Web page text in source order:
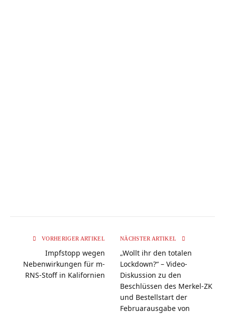
VORHERIGER ARTIKEL
Impfstopp wegen
Nebenwirkungen für m-
RNS-Stoff in Kalifornien
NÄCHSTER ARTIKEL
„Wollt ihr den totalen
Lockdown?“ – Video-
Diskussion zu den
Beschlüssen des Merkel-ZK
und Bestellstart der
Februarausgabe von